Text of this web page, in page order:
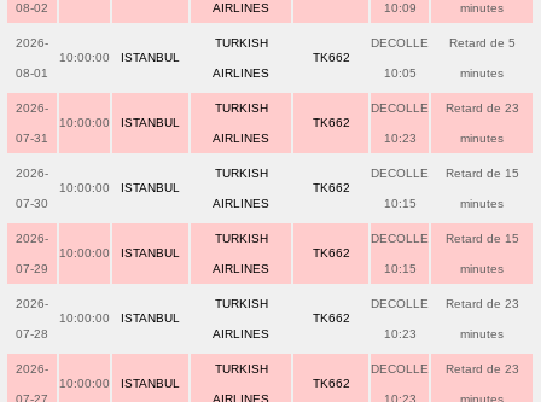
08-02 AIRLINES 10:09 minutes
2026-
08-01
10:00:00 ISTANBUL
TURKISH
AIRLINES
TK662
DECOLLE
10:05
Retard de 5
minutes
2026-
07-31
10:00:00 ISTANBUL
TURKISH
AIRLINES
TK662
DECOLLE
10:23
Retard de 23
minutes
2026-
07-30
10:00:00 ISTANBUL
TURKISH
AIRLINES
TK662
DECOLLE
10:15
Retard de 15
minutes
2026-
07-29
10:00:00 ISTANBUL
TURKISH
AIRLINES
TK662
DECOLLE
10:15
Retard de 15
minutes
2026-
07-28
10:00:00 ISTANBUL
TURKISH
AIRLINES
TK662
DECOLLE
10:23
Retard de 23
minutes
2026-
07-27
10:00:00 ISTANBUL
TURKISH
AIRLINES
TK662
DECOLLE
10:23
Retard de 23
minutes